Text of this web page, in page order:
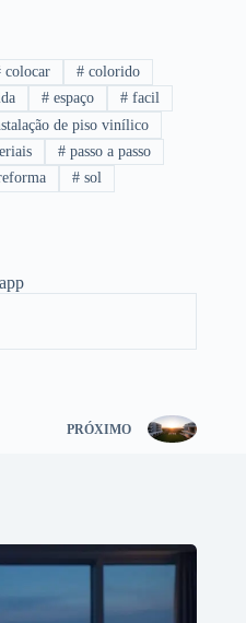
colocar # colorido
# espaço # facil
de piso vinílico
# passo a passo
# sol
PRÓXIMO